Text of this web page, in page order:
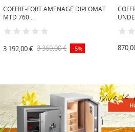
COFFRE-FORT AMÉNAGÉ DIPLOMAT
MTD 760...
3 192,00 € 3 360,00 € -5%